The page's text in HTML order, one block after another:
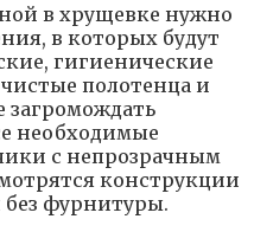
в хрущевке нужно
в которых будут
гигиенические
полотенца и
загромождать
необходимые
с непрозрачным
конструкции
фурнитуры.